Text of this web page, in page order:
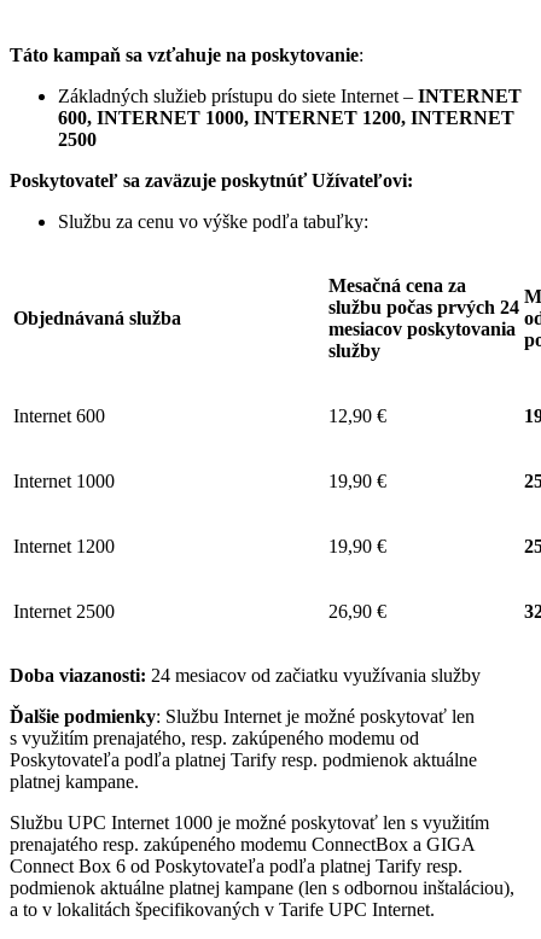
Táto kampaň sa vzťahuje na poskytovanie:
Základných služieb prístupu do siete Internet – INTERNET
600, INTERNET 1000, INTERNET 1200, INTERNET
2500
Poskytovateľ sa zaväzuje poskytnúť Užívateľovi:
Službu za cenu vo výške podľa tabuľky:
Objednávaná služba
Mesačná cena za
službu počas prvých 24
mesiacov poskytovania
služby
Internet 600 12,90 €
Internet 1000 19,90 €
Internet 1200 19,90 €
Internet 2500 26,90 €
Doba viazanosti: 24 mesiacov od začiatku využívania služby
Ďalšie podmienky: Službu Internet je možné poskytovať len
s využitím prenajatého, resp. zakúpeného modemu od
Poskytovateľa podľa platnej Tarify resp. podmienok aktuálne
platnej kampane.
Službu UPC Internet 1000 je možné poskytovať len s využitím
prenajatého resp. zakúpeného modemu ConnectBox a GIGA
Connect Box 6 od Poskytovateľa podľa platnej Tarify resp.
podmienok aktuálne platnej kampane (len s odbornou inštaláciou),
a to v lokalitách špecifikovaných v Tarife UPC Internet.